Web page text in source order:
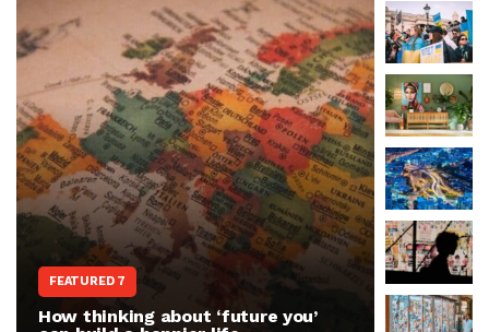
FEATURED 7
How thinking about ‘future you’
WORLD
The
people